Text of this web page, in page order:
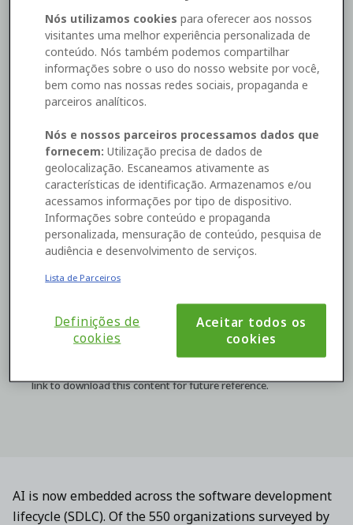
AI is now embedded across the software development
lifecycle (SDLC). Of the 550 organizations surveyed by
communications
. I can unsubscribe here
Download Now
Privacy Policy and
By submitting this form you consent to the processing of
your personal data by OutSystems as described in our
link to download this content for future reference.
Nós utilizamos cookies para oferecer aos nossos
visitantes uma melhor experiência personalizada de
conteúdo. Nós também podemos compartilhar
informações sobre o uso do nosso website por você,
bem como nas nossas redes sociais, propaganda e
parceiros analíticos.
Nós e nossos parceiros processamos dados que
fornecem: Utilização precisa de dados de
geolocalização. Escaneamos ativamente as
características de identificação. Armazenamos e/ou
acessamos informações por tipo de dispositivo.
Informações sobre conteúdo e propaganda
personalizada, mensuração de conteúdo, pesquisa de
audiência e desenvolvimento de serviços.
Lista de Parceiros
Definições de
cookies
Aceitar todos os
cookies